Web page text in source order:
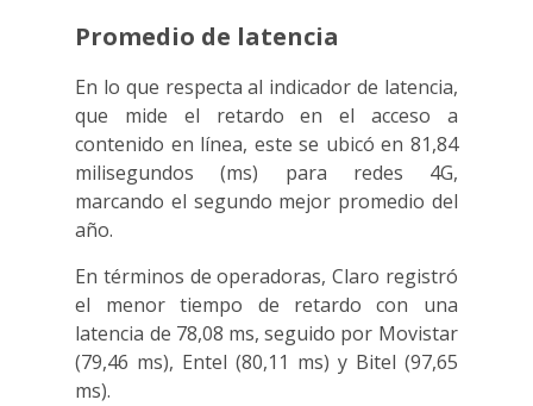
Promedio de latencia
En lo que respecta al indicador de latencia,
que mide el retardo en el acceso a
contenido en línea, este se ubicó en 81,84
milisegundos (ms) para redes 4G,
marcando el segundo mejor promedio del
año.
En términos de operadoras, Claro registró
el menor tiempo de retardo con una
latencia de 78,08 ms, seguido por Movistar
(79,46 ms), Entel (80,11 ms) y Bitel (97,65
ms).